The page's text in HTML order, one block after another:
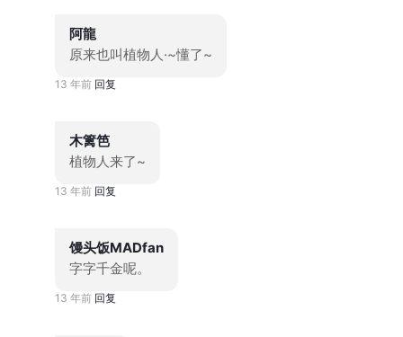
阿龍
原来也叫植物人·~懂了~
13 年前 回复
木篱笆
植物人来了~
13 年前 回复
馒头饭MADfan
字字千金呢。
13 年前 回复